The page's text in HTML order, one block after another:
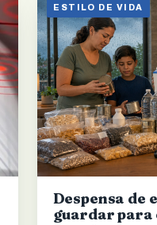
ESTILO DE VIDA
Despensa de
guardar